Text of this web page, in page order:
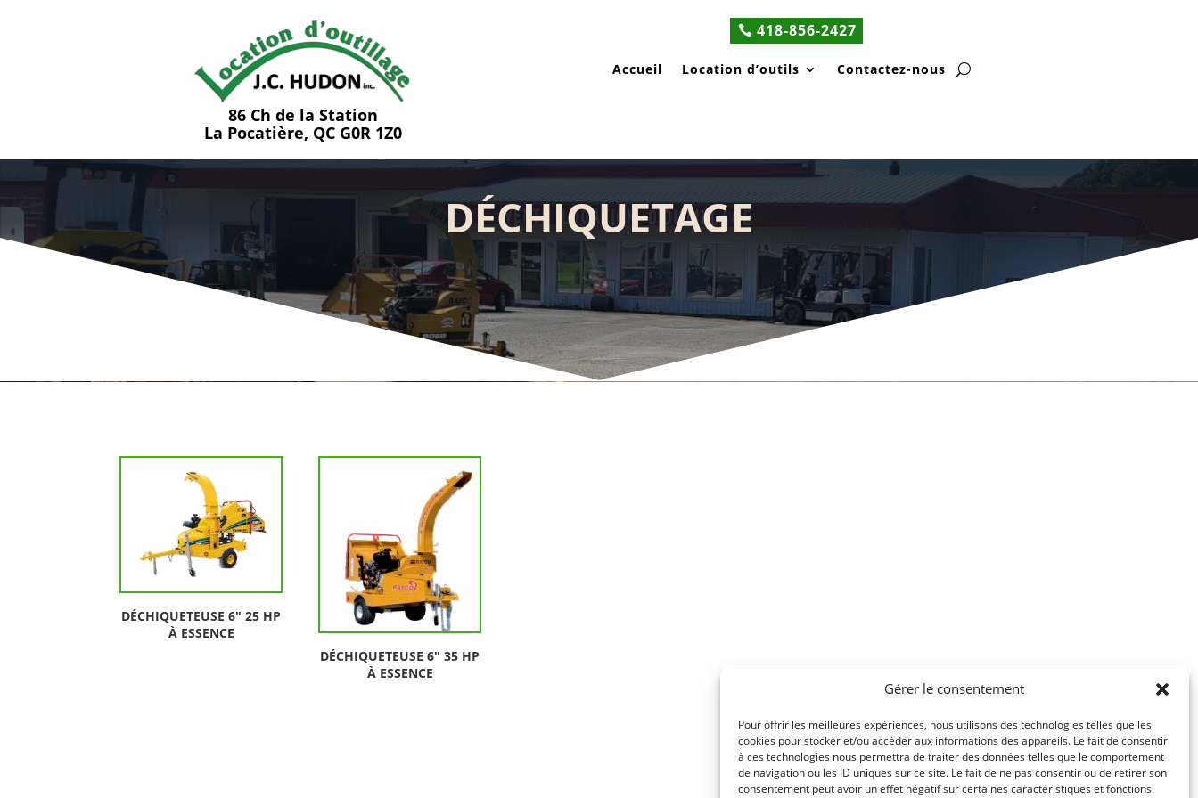
Gérer le consentement
Pour offrir les meilleures expériences, nous utilisons des technologies telles que les
cookies pour stocker et/ou accéder aux informations des appareils. Le fait de consentir
à ces technologies nous permettra de traiter des données telles que le comportement
de navigation ou les ID uniques sur ce site. Le fait de ne pas consentir ou de retirer son
consentement peut avoir un effet négatif sur certaines caractéristiques et fonctions.
86 Ch de la Station
La Pocatière, QC G0R 1Z0
418-856-2427
Accueil Location d’outils Contactez-nous
DÉCHIQUETAGE
DÉCHIQUETEUSE 6″ 25 HP
À ESSENCE
DÉCHIQUETEUSE 6″ 35 HP
À ESSENCE